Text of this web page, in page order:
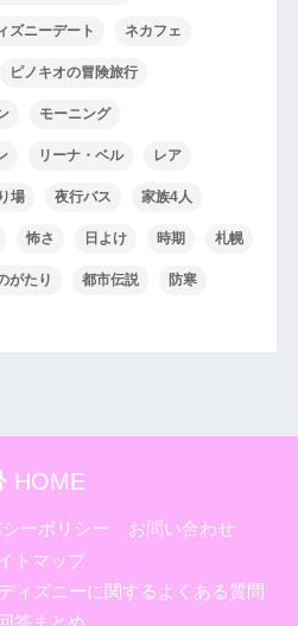
ズニーデート ネカフェ
ピノキオの冒険旅行
モーニング
リーナ・ベル レア
場 夜行バス 家族4人
怖さ 日よけ 時期 札幌
がたり 都市伝説 防寒
HOME
ーポリシー
お問い合わせ
トマップ
ィズニーに関するよくある質問